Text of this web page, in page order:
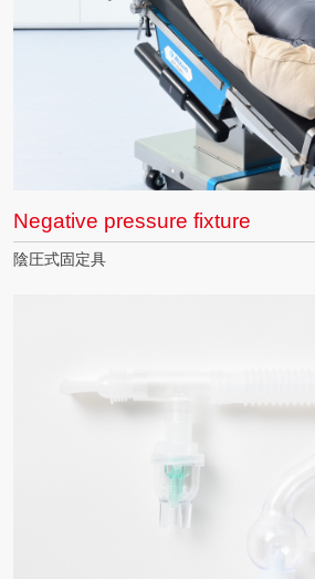
Negative pressure fixture
陰圧式固定具